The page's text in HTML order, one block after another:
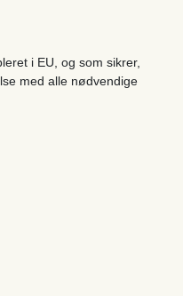
i EU, og som sikrer,
med alle nødvendige